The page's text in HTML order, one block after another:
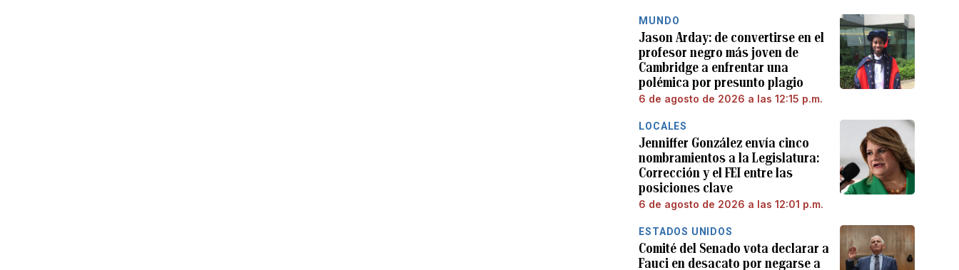
MUNDO
Jason Arday: de convertirse en el
profesor negro más joven de
Cambridge a enfrentar una
polémica por presunto plagio
6 de agosto de 2026 a las 12:15 p.m.
LOCALES
Jenniffer González envía cinco
nombramientos a la Legislatura:
Corrección y el FEI entre las
posiciones clave
6 de agosto de 2026 a las 12:01 p.m.
ESTADOS UNIDOS
Comité del Senado vota declarar a
Fauci en desacato por negarse a